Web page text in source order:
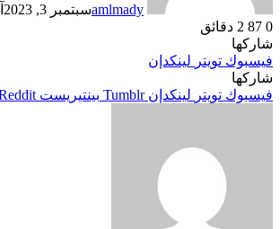
amlmadyسبتمبر 3, 2023
0
2 دقائق
شاركها
فيسبوك تويتر لينكدإن
شاركها
فيسبوك تويتر لينكدإن بينتيريست